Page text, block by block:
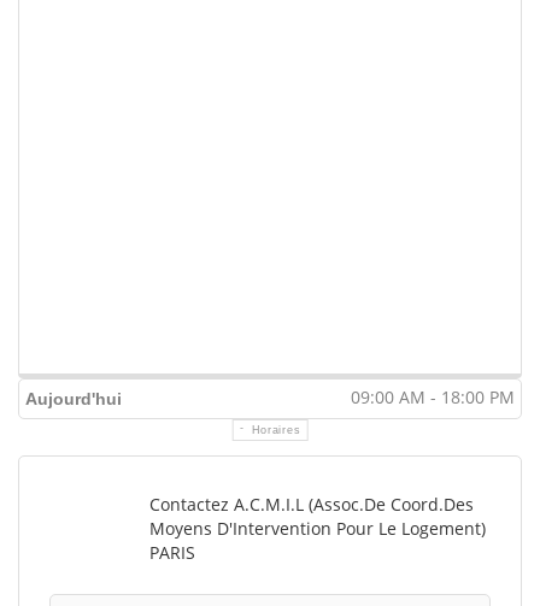
Aujourd'hui 09:00 AM - 18:00 PM
Horaires
Contactez A.C.M.I.L (Assoc.de Coord.des
Moyens D'Intervention Pour Le Logement)
PARIS